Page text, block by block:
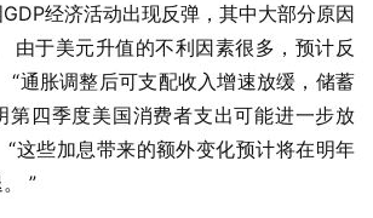
经济活动出现反弹，其中大部分原因
由于美元升值的不利因素很多，预计反
“通胀调整后可支配收入增速放缓，储蓄
第四季度美国消费者支出可能进一步放
“这些加息带来的额外变化预计将在明年
”